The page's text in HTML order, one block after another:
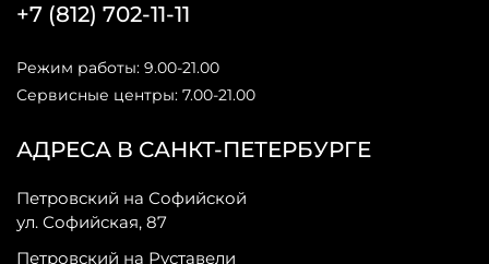
АДРЕСА В САНКТ-ПЕТЕРБУРГЕ
Петровский на Софийской
ул. Софийская, 87
Петровский на Руставели
+7 (812) 702-11-11
Режим работы: 9.00-21.00
Сервисные центры: 7.00-21.00